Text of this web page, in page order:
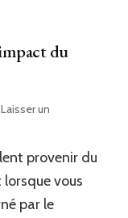
du
Laisser un
provenir du
vous
par le